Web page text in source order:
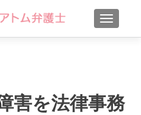
害を法律事務